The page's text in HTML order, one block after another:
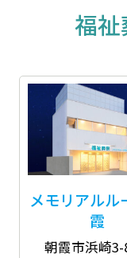
福
メモリアルル
霞
朝霞市浜崎3-